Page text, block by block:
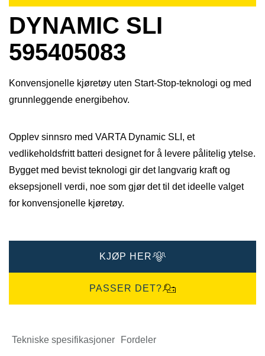
DYNAMIC SLI
595405083
Konvensjonelle kjøretøy uten Start-Stop-teknologi og med
grunnleggende energibehov.
Opplev sinnsro med VARTA Dynamic SLI, et
vedlikeholdsfritt batteri designet for å levere pålitelig ytelse.
Bygget med bevist teknologi gir det langvarig kraft og
eksepsjonell verdi, noe som gjør det til det ideelle valget
for konvensjonelle kjøretøy.
KJØP HER
PASSER DET?
Tekniske spesifikasjoner Fordeler